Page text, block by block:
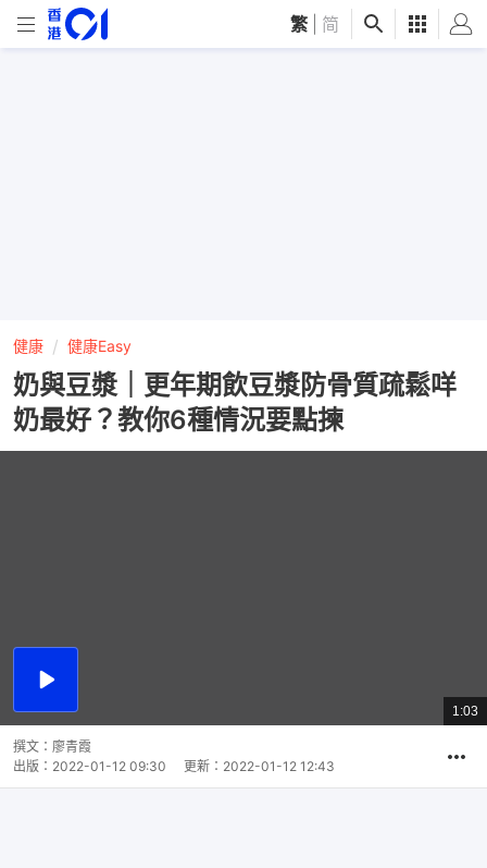
繁 简
健康 健康Easy
奶與豆漿｜更年期飲豆漿防骨質疏鬆咩
奶最好？教你6種情況要點揀
播
總
共
1:03
撰文： 廖青霞
出版： 2022-01-12 09:30 更新： 2022-01-12 12:43